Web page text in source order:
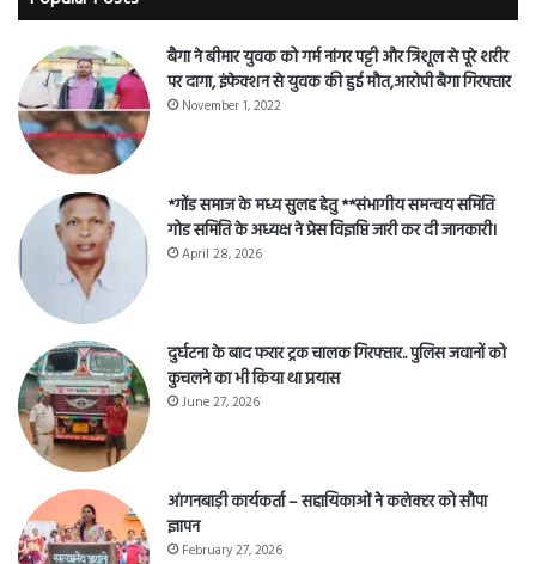
बैगा ने बीमार युवक को गर्म नांगर पट्टी और त्रिशूल से पूरे शरीर
पर दागा, इंफेक्शन से युवक की हुई मौत,आरोपी बैगा गिरफ्तार
November 1, 2022
*गोंड समाज के मध्य सुलह हेतु **संभागीय समन्वय समिति
गोड समिति के अध्यक्ष ने प्रेस विज्ञप्ति जारी कर दी जानकारी।
April 28, 2026
दुर्घटना के बाद फरार ट्रक चालक गिरफ्तार.. पुलिस जवानों को
कुचलने का भी किया था प्रयास
June 27, 2026
आंगनबाड़ी कार्यकर्ता – सहायिकाओं नेे कलेक्टर को सौपा
ज्ञापन
February 27, 2026